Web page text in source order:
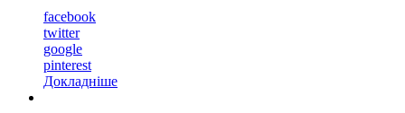
facebook
twitter
google
pinterest
Докладніше